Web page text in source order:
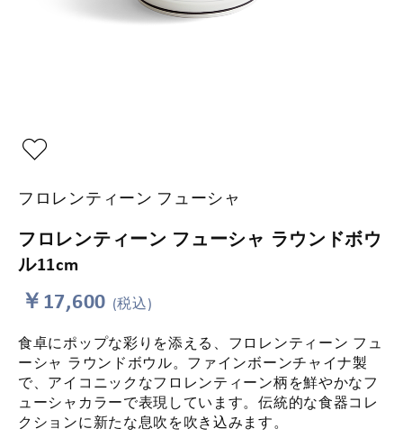
フロレンティーン フューシャ
フロレンティーン フューシャ ラウンドボウ
ル11cm
￥17,600 (税込)
食卓にポップな彩りを添える、フロレンティーン フュ
ーシャ ラウンドボウル。ファインボーンチャイナ製
で、アイコニックなフロレンティーン柄を鮮やかなフ
ューシャカラーで表現しています。伝統的な食器コレ
クションに新たな息吹を吹き込みます。